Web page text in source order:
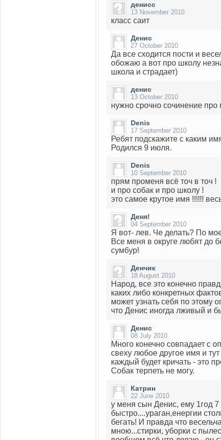
денисс
13 November 2010
класс саит
Денис
27 October 2010
Да все сходится пости и
обожаю а вот про школу
школа и страдает)
денис
13 October 2010
нужно срочно сочинение
Denis
17 September 2010
Ребят подскажите с каким
Родился 9 июля.
Denis
10 September 2010
прям променя всё точ в точ !
и про собак и про школу !
это самое крутое имя !!!!!!
Деня!
04 September 2010
Я вот- лев. Че делать? По
Все меня в округе любят до
сумбур!
Денчик
18 August 2010
Народ, все это конечно
каких либо конкретных
может узнать себя по этому
что Денис иногда лживый и
Денис
08 July 2010
Много конечно совпадает с
свеху любое другое имя и
каждый будет кричать - это
Собак терпеть не могу.
Катрин
22 June 2010
у меня сын Денис, ему 1год 7
быстро....ураган,енергии
бегать! И правда что
мною...стирки, уборки с